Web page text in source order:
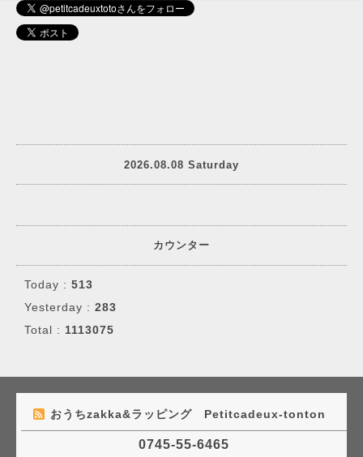
2026.08.08 Saturday
カウンター
Today : 513
Yesterday : 283
Total : 1113075
おうちzakka&ラッピング Petitcadeux-tonton
0745-55-6465